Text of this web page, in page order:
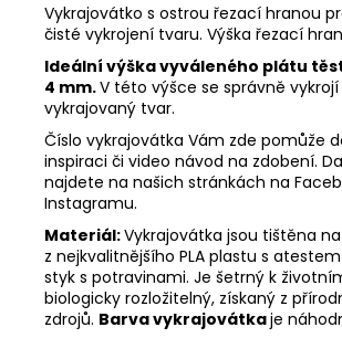
Vykrajovátko s ostrou řezací hranou
čisté vykrojení tvaru. Výška řezací
Ideální výška vyváleného plátu
4 mm.V této výšce se správně
vykrajovaný tvar.
Číslo vykrajovátka Vám zde pomůže
inspiraci či video návod na zdobení.
najdete na našich stránkách na
Instagramu.
Materiál:Vykrajovátka jsou tištěna
z nejkvalitnějšího PLA plastu s
styk s potravinami. Je šetrný k
biologicky rozložitelný, získaný z
zdrojů. Barva vykrajovátkaje